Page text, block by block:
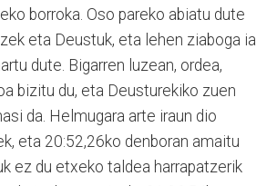
borroka. Oso pareko abiatu dute
eta Deustuk, eta lehen ziaboga ia
dute. Bigarren luzean, ordea,
bizitu du, eta Deusturekiko zuen
da. Helmugara arte iraun dio
eta 20:52,26ko denboran amaitu
ez du etxeko taldea harrapatzerik